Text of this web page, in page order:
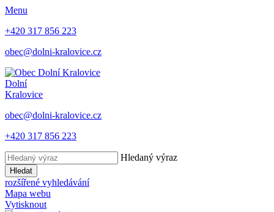
Menu
+420 317 856 223
obec@dolni-kralovice.cz
Dolní
Kralovice
obec@dolni-kralovice.cz
+420 317 856 223
Hledaný výraz
Hledat
rozšířené vyhledávání
Mapa webu
Vytisknout